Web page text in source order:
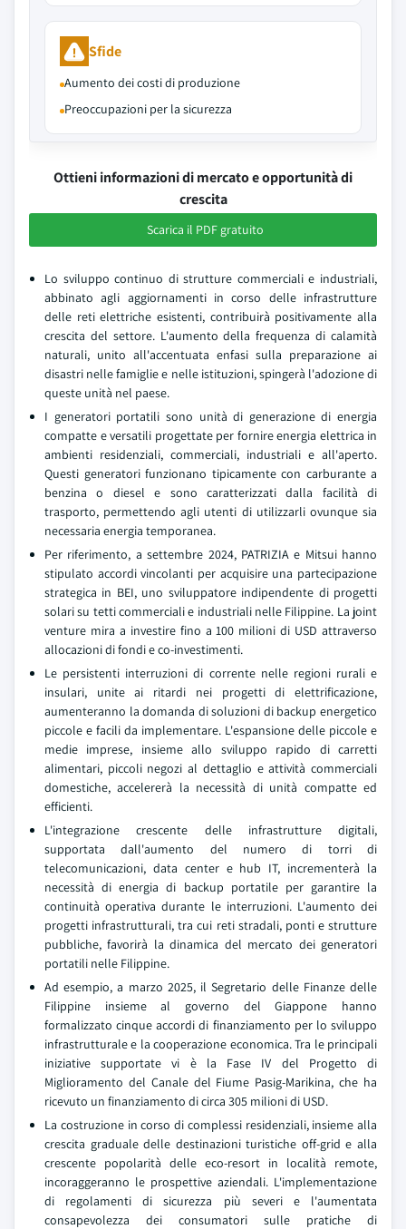
Sfide
Aumento dei costi di produzione
Preoccupazioni per la sicurezza
Ottieni informazioni di mercato e opportunità di
crescita
Scarica il PDF gratuito
Lo sviluppo continuo di strutture commerciali e industriali,
abbinato agli aggiornamenti in corso delle infrastrutture
delle reti elettriche esistenti, contribuirà positivamente alla
crescita del settore. L'aumento della frequenza di calamità
naturali, unito all'accentuata enfasi sulla preparazione ai
disastri nelle famiglie e nelle istituzioni, spingerà l'adozione di
queste unità nel paese.
I generatori portatili sono unità di generazione di energia
compatte e versatili progettate per fornire energia elettrica in
ambienti residenziali, commerciali, industriali e all'aperto.
Questi generatori funzionano tipicamente con carburante a
benzina o diesel e sono caratterizzati dalla facilità di
trasporto, permettendo agli utenti di utilizzarli ovunque sia
necessaria energia temporanea.
Per riferimento, a settembre 2024, PATRIZIA e Mitsui hanno
stipulato accordi vincolanti per acquisire una partecipazione
strategica in BEI, uno sviluppatore indipendente di progetti
solari su tetti commerciali e industriali nelle Filippine. La joint
venture mira a investire fino a 100 milioni di USD attraverso
allocazioni di fondi e co-investimenti.
Le persistenti interruzioni di corrente nelle regioni rurali e
insulari, unite ai ritardi nei progetti di elettrificazione,
aumenteranno la domanda di soluzioni di backup energetico
piccole e facili da implementare. L'espansione delle piccole e
medie imprese, insieme allo sviluppo rapido di carretti
alimentari, piccoli negozi al dettaglio e attività commerciali
domestiche, accelererà la necessità di unità compatte ed
efficienti.
L'integrazione crescente delle infrastrutture digitali,
supportata dall'aumento del numero di torri di
telecomunicazioni, data center e hub IT, incrementerà la
necessità di energia di backup portatile per garantire la
continuità operativa durante le interruzioni. L'aumento dei
progetti infrastrutturali, tra cui reti stradali, ponti e strutture
pubbliche, favorirà la dinamica del mercato dei generatori
portatili nelle Filippine.
Ad esempio, a marzo 2025, il Segretario delle Finanze delle
Filippine insieme al governo del Giappone hanno
formalizzato cinque accordi di finanziamento per lo sviluppo
infrastrutturale e la cooperazione economica. Tra le principali
iniziative supportate vi è la Fase IV del Progetto di
Miglioramento del Canale del Fiume Pasig-Marikina, che ha
ricevuto un finanziamento di circa 305 milioni di USD.
La costruzione in corso di complessi residenziali, insieme alla
crescita graduale delle destinazioni turistiche off-grid e alla
crescente popolarità delle eco-resort in località remote,
incoraggeranno le prospettive aziendali. L'implementazione
di regolamenti di sicurezza più severi e l'aumentata
consapevolezza dei consumatori sulle pratiche di